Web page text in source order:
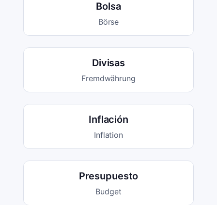
Bolsa
Börse
Divisas
Fremdwährung
Inflación
Inflation
Presupuesto
Budget